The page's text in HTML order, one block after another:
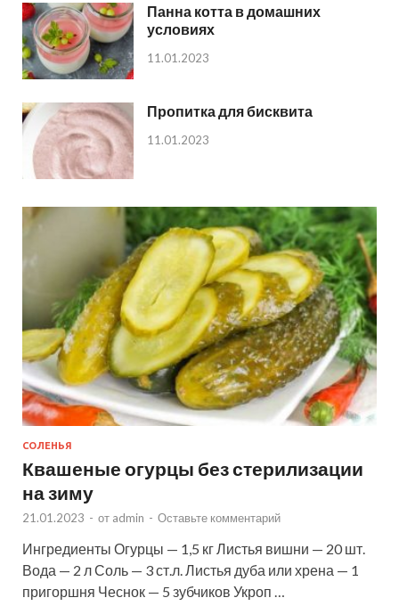
Панна котта в домашних
условиях
11.01.2023
Пропитка для бисквита
11.01.2023
СОЛЕНЬЯ
Квашеные огурцы без стерилизации
на зиму
21.01.2023 - от admin - Оставьте комментарий
Ингредиенты Огурцы — 1,5 кг Листья вишни — 20 шт.
Вода — 2 л Соль — 3 ст.л. Листья дуба или хрена — 1
пригоршня Чеснок — 5 зубчиков Укроп …